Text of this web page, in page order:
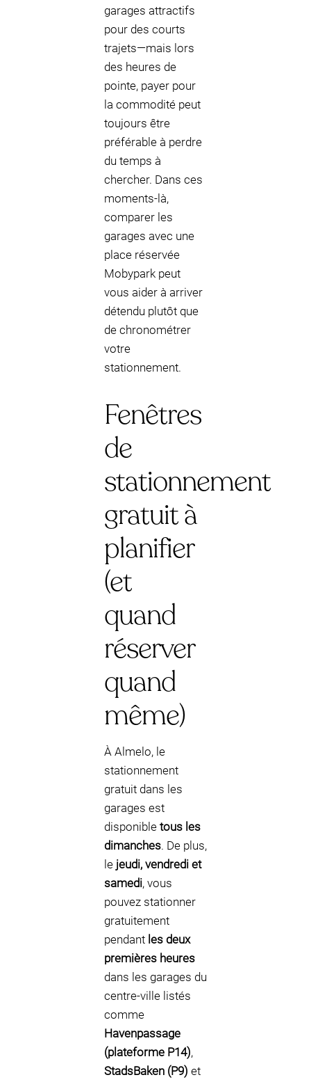
garages attractifs
pour des courts
trajets—mais lors
des heures de
pointe, payer pour
la commodité peut
toujours être
préférable à perdre
du temps à
chercher. Dans ces
moments-là,
comparer les
garages avec une
place réservée
Mobypark peut
vous aider à arriver
détendu plutôt que
de chronométrer
votre
stationnement.
Fenêtres
de
stationnement
gratuit à
planifier
(et
quand
réserver
quand
même)
À Almelo, le
stationnement
gratuit dans les
garages est
disponible tous les
dimanches. De plus,
le jeudi, vendredi et
samedi, vous
pouvez stationner
gratuitement
pendant les deux
premières heures
dans les garages du
centre-ville listés
comme
Havenpassage
(plateforme P14),
StadsBaken (P9) et